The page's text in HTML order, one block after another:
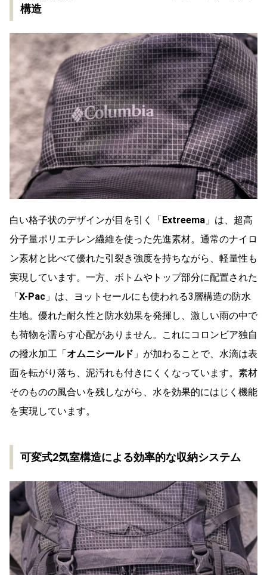
構造
白い格子状のデザインが目を引く「Extreema 」は、超高
分子量ポリエチレン繊維を使った先進素材。通常のナイロ
ン素材と比べて優れた引裂き強度を持ちながら、軽量性も
実現しています。一方、ボトムやトップ部分に配置された
「X-Pac 」は、ヨットセールにも使われる3層構造の防水
生地。優れた耐久性と防水効果を発揮し、激しい雨の中で
も荷物を濡らす心配がありません。これにコロンビア独自
の撥水加工「オムニシールド 」が加わることで、水滴は表
面を転がり落ち、泥汚れも付きにくくなっています。素材
そのものの風合いを残しながら、水を効果的にはじく機能
を実現しています。
可変式2気室構造による効率的な収納システム